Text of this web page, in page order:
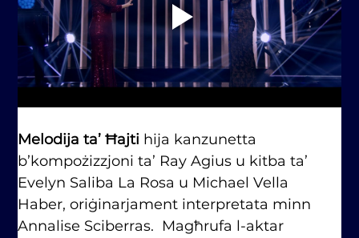
Melodija ta’ Ħajti hija kanzunetta
b’kompożizzjoni ta’ Ray Agius u kitba ta’
Evelyn Saliba La Rosa u Michael Vella
Haber, oriġinarjament interpretata minn
Annalise Sciberras.  Magħrufa l-aktar